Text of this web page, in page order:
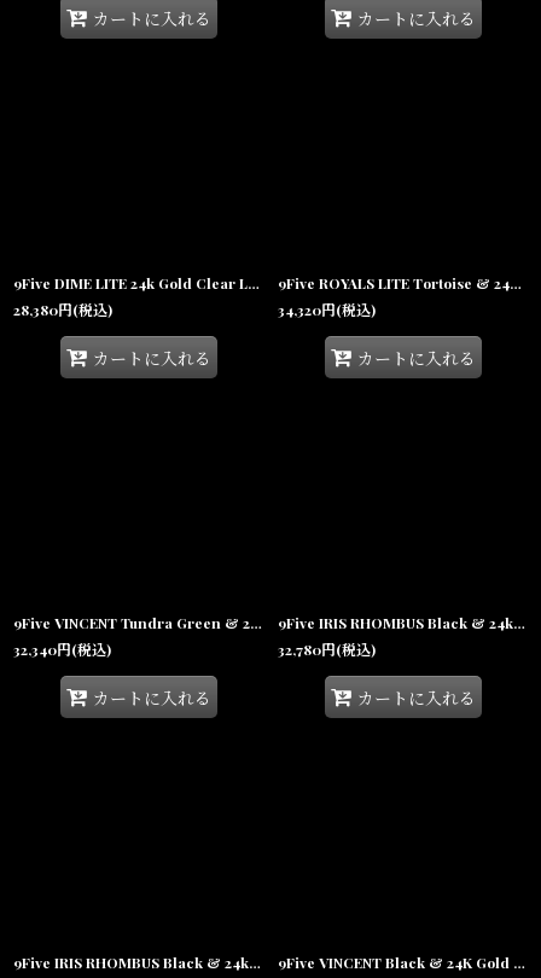
カートに入れる カートに入れる
9Five DIME LITE 24k Gold Clear Lens Glasses ダイムライト ゴールド クリアサングラス リムレス UV 偏光 メガネ
28,380円(税込)
カートに入れる
9Five ROYALS LITE Tortoise & 24K Gold Clear Lens Glasses 24Kゴールド べっ甲 クリアレンズ リムレス メガネ
34,320円(税込)
カートに入れる
9Five VINCENT Tundra Green & 24K Gold Sepia Gradation Sunglasses 24Kゴールド UV 偏光 サングラス
32,340円(税込)
カートに入れる
9Five IRIS RHOMBUS Black & 24k Gold Clear Lens glasses ゴールド UV 偏光 クリアレンズ メガネ
32,780円(税込)
カートに入れる
9Five IRIS RHOMBUS Black & 24k Gold Sunglasses ゴールド UV 偏光 サングラス メガネ
9Five VINCENT Black & 24K Gold Sunglasses 24Kゴールド UV 偏光 サングラス